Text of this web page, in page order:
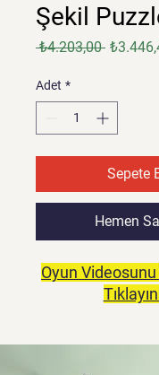
Şekil
₺4.203,00 Normal
Adet *
Sepete
Hemen
Oyun